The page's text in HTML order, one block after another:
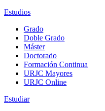
Estudios
Grado
Doble Grado
Máster
Doctorado
Formación Continua
URJC Mayores
URJC Online
Estudiar